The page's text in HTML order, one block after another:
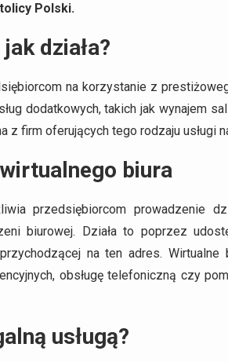
Polski.
działa?
na korzystanie z
dodatkowych, takich jak wynajem
z firm oferujących tego rodzaju usługi
biura
przedsiębiorcom prowadzenie
biurowej. Działa to poprzez
na ten adres.
obsługę telefoniczną czy
usługą?